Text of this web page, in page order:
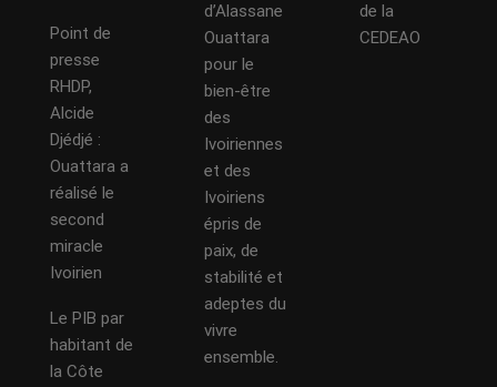
Point de
presse
RHDP,
Alcide
Djédjé :
Ouattara a
réalisé le
second
miracle
Ivoirien
Le PIB par
habitant de
la Côte
d’Alassane
Ouattara
pour le
bien-être
des
Ivoiriennes
et des
Ivoiriens
épris de
paix, de
stabilité et
adeptes du
vivre
ensemble.
de la
CEDEAO